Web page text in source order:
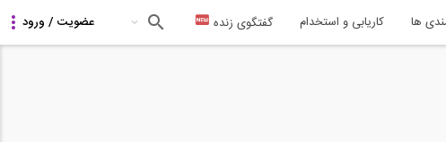
ها کاریابی و استخدام گفتگوی زنده